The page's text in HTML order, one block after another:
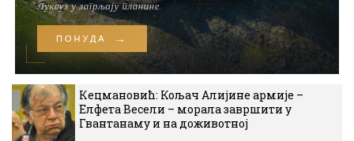
Кецмановић: Кољач Алијине армије –
Елфета Весели – морала завршити у
Гвантанаму и на доживотној